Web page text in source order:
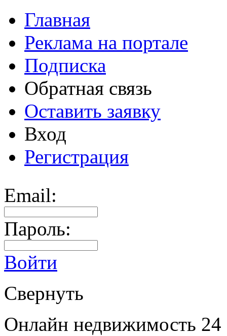
Главная
Реклама на портале
Подписка
Обратная связь
Оставить заявку
Вход
Регистрация
Email:
Пароль:
Войти
Свернуть
Онлайн недвижимость 24